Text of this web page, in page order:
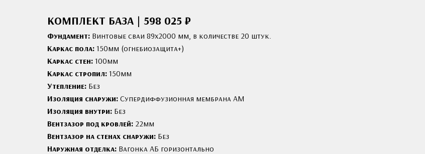
КОМПЛЕКТ БАЗА | 598 025 ₽
Фундамент: Винтовые сваи 89x2000 мм, в количестве 20 штук.
Каркас пола: 150мм (огнебиозащита+)
Каркас стен: 100мм
Каркас стропил: 150мм
Утепление: Без
Изоляция снаружи: Cупердиффузионная мембрана AM
Изоляция внутри: Без
Вентзазор под кровлей: 22мм
Вентзазор на стенах снаружи: Без
Наружная отделка: Вагонка АБ горизонтально